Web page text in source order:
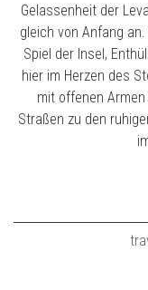
Gelassenheit der
gleich von Anfang
Spiel der Insel,
hier im Herzen des
mit offenen
Straßen zu den